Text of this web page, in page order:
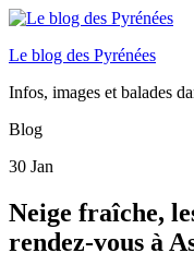
Le blog des Pyrénées
Infos, images et balades
Blog
30 Jan
Neige fraîche,
rendez-vous à